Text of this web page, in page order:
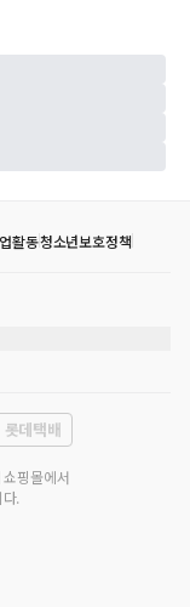
활동청소년보호정책
롯데택배
핑몰에서
.